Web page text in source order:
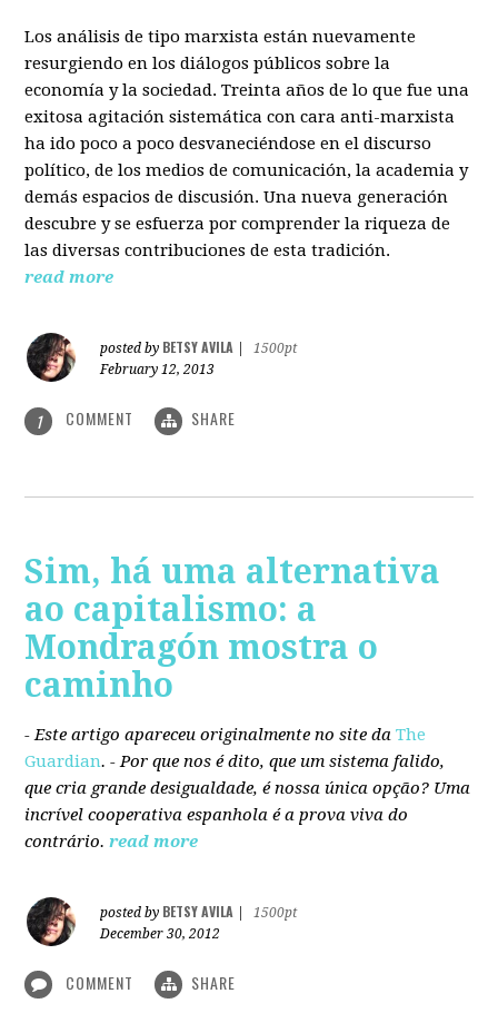
Los análisis de tipo marxista están nuevamente
resurgiendo en los diálogos públicos sobre la
economía y la sociedad. Treinta años de lo que fue una
exitosa agitación sistemática con cara anti-marxista
ha ido poco a poco desvaneciéndose en el discurso
político, de los medios de comunicación, la academia y
demás espacios de discusión. Una nueva generación
descubre y se esfuerza por comprender la riqueza de
las diversas contribuciones de esta tradición.
read more
posted by BETSY AVILA
1500pt
February 12, 2013
1 COMMENT SHARE
Sim, há uma alternativa
ao capitalismo: a
Mondragón mostra o
caminho
- Este artigo apareceu originalmente no site daThe
Guardian. - Por que nos é dito, que um sistema falido,
que cria grande desigualdade, é nossa única opção? Uma
incrível cooperativa espanhola é a prova viva do
contrário. read more
posted by BETSY AVILA
1500pt
December 30, 2012
COMMENT SHARE